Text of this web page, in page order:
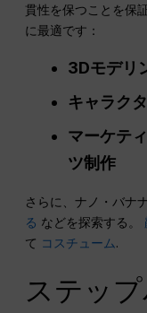
貫性を保つことを保
に最適です：
3Dモデリ
キャラク
マーケテ
ツ制作
さらに、ナノ・バナ
る などを探索する。
て コスチューム.
ステッ